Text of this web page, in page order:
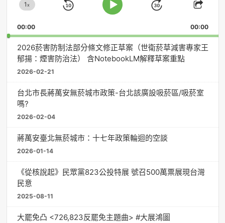
Change
Rate
1x
Skip
Play
Jump
Forward
Share
00:00 00:00
2026菸害防制法部分條文修正草案（世衛菸草減害專家王
郁揚：煙害防治法） 含NotebookLM解釋草案重點
2026-02-21
台北市長蔣萬安無菸城市政策-台北該廣設吸菸區/吸菸室
嗎?
2026-02-04
蔣萬安臺北無菸城市：十七年政策輪迴的空談
2026-01-14
《從核說起》民眾黨823公投特展 號召500萬票展現台灣
民意
2025-08-11
大罷免凸 <726,823反罷免主題曲> #大展鴻圖